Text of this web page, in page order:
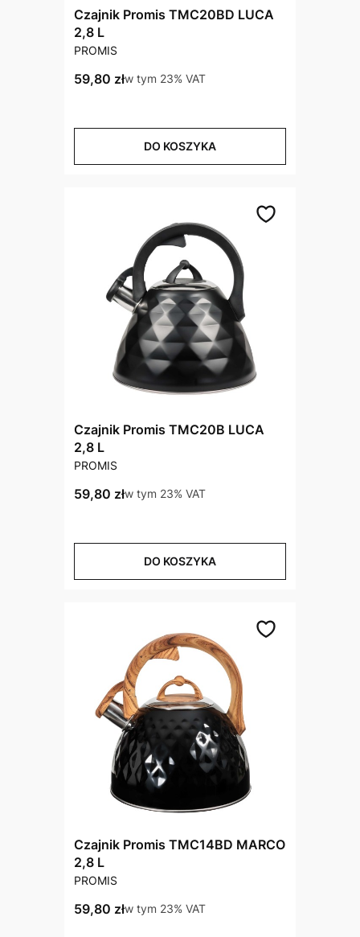
Czajnik Promis TMC20BD LUCA
2,8 L
PRODUCENT
PROMIS
Cena brutto
59,80 złw tym %s VAT
w tym 23% VAT
DO KOSZYKA
Czajnik Promis TMC20B LUCA
2,8 L
PRODUCENT
PROMIS
Cena brutto
59,80 złw tym %s VAT
w tym 23% VAT
DO KOSZYKA
Czajnik Promis TMC14BD MARCO
2,8 L
PRODUCENT
PROMIS
Cena brutto
59,80 złw tym %s VAT
w tym 23% VAT